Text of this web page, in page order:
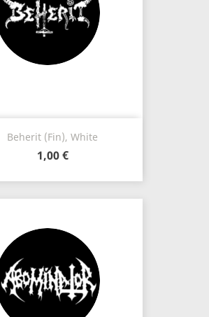
Beherit (Fin), White
1,00 €